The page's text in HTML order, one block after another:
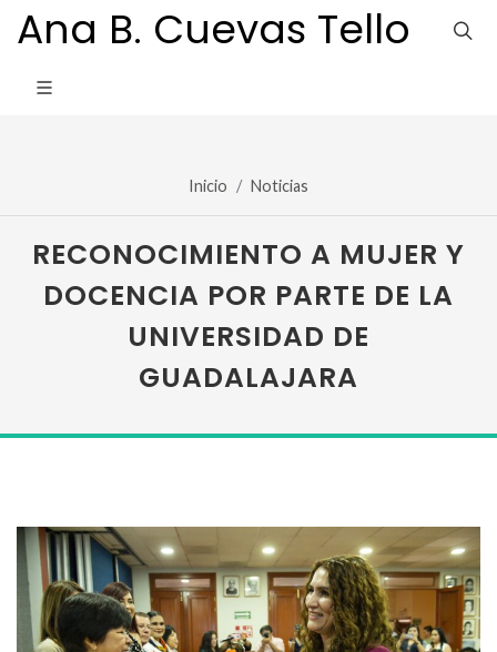
Ana B. Cuevas Tello
Inicio Noticias
RECONOCIMIENTO A MUJER Y
DOCENCIA POR PARTE DE LA
UNIVERSIDAD DE
GUADALAJARA